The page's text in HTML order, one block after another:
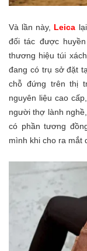
Và lần này, Leica
đối tác được
thương hiệu túi
đang có trụ sở đặt
chỗ đứng trên thị
nguyên liệu cao
người thợ lành
có phần tương
mình khi cho ra mắt